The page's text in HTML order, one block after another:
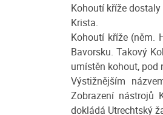
Kohoutí kříže
Krista.
Kohoutí kříže (něm.
Bavorsku. Takový
umístěn kohout, pod
Výstižnějším
Zobrazení nástrojů
dokládá Utrechtský